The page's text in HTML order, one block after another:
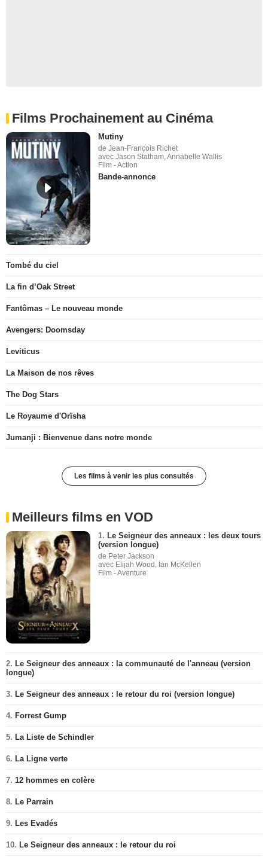
Films Prochainement au Cinéma
Mutiny
de Jean-François Richet
avec Jason Statham, Annabelle Wallis
Film - Action
Bande-annonce
Tombé du ciel
La fin d’Oak Street
Fantômas – Le nouveau monde
Avengers: Doomsday
Leviticus
La Maison de nos rêves
The Dog Stars
Le Royaume d'Orïsha
Jumanji : Bienvenue dans notre monde
Les films à venir les plus consultés
Meilleurs films en VOD
1. Le Seigneur des anneaux : les deux tours
(version longue)
de Peter Jackson
avec Elijah Wood, Ian McKellen
Film - Aventure
2. Le Seigneur des anneaux : la communauté de l'anneau (version
longue)
3. Le Seigneur des anneaux : le retour du roi (version longue)
4. Forrest Gump
5. La Liste de Schindler
6. La Ligne verte
7. 12 hommes en colère
8. Le Parrain
9. Les Evadés
10. Le Seigneur des anneaux : le retour du roi